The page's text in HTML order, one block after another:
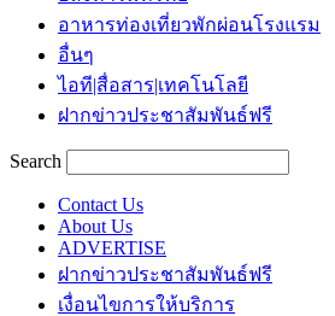
อาหารท่องเที่ยวพักผ่อนโรงแรม
อื่นๆ
ไอที|สื่อสาร|เทคโนโลยี
ฝากข่าวประชาสัมพันธ์ฟรี
Search
Contact Us
About Us
ADVERTISE
ฝากข่าวประชาสัมพันธ์ฟรี
เงื่อนไขการให้บริการ